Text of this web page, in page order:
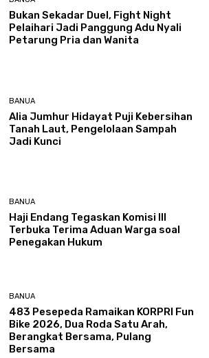
Bukan Sekadar Duel, Fight Night
Pelaihari Jadi Panggung Adu Nyali
Petarung Pria dan Wanita
BANUA
Alia Jumhur Hidayat Puji Kebersihan
Tanah Laut, Pengelolaan Sampah
Jadi Kunci
BANUA
Haji Endang Tegaskan Komisi III
Terbuka Terima Aduan Warga soal
Penegakan Hukum
BANUA
483 Pesepeda Ramaikan KORPRI Fun
Bike 2026, Dua Roda Satu Arah,
Berangkat Bersama, Pulang
Bersama